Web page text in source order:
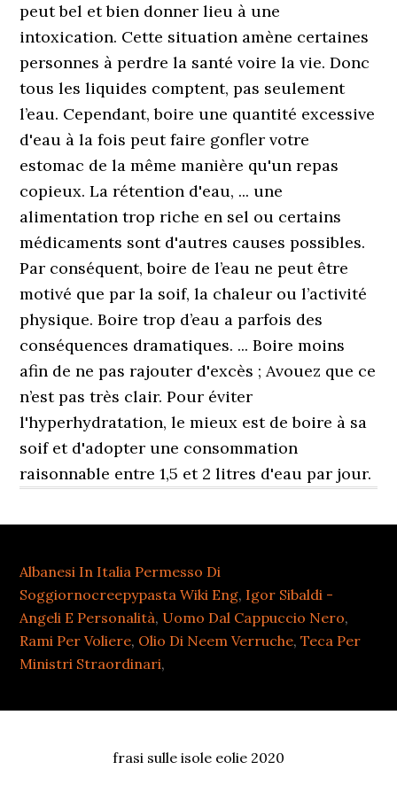
peut bel et bien donner lieu à une
intoxication. Cette situation amène certaines
personnes à perdre la santé voire la vie. Donc
tous les liquides comptent, pas seulement
l’eau. Cependant, boire une quantité excessive
d'eau à la fois peut faire gonfler votre
estomac de la même manière qu'un repas
copieux. La rétention d'eau, ... une
alimentation trop riche en sel ou certains
médicaments sont d'autres causes possibles.
Par conséquent, boire de l’eau ne peut être
motivé que par la soif, la chaleur ou l’activité
physique. Boire trop d’eau a parfois des
conséquences dramatiques. ... Boire moins
afin de ne pas rajouter d'excès ; Avouez que ce
n’est pas très clair. Pour éviter
l'hyperhydratation, le mieux est de boire à sa
soif et d'adopter une consommation
raisonnable entre 1,5 et 2 litres d'eau par jour.
Albanesi In Italia Permesso Di
Soggiornocreepypasta Wiki Eng, Igor Sibaldi -
Angeli E Personalità, Uomo Dal Cappuccio Nero,
Rami Per Voliere, Olio Di Neem Verruche,Teca Per
Ministri Straordinari,
frasi sulle isole eolie 2020